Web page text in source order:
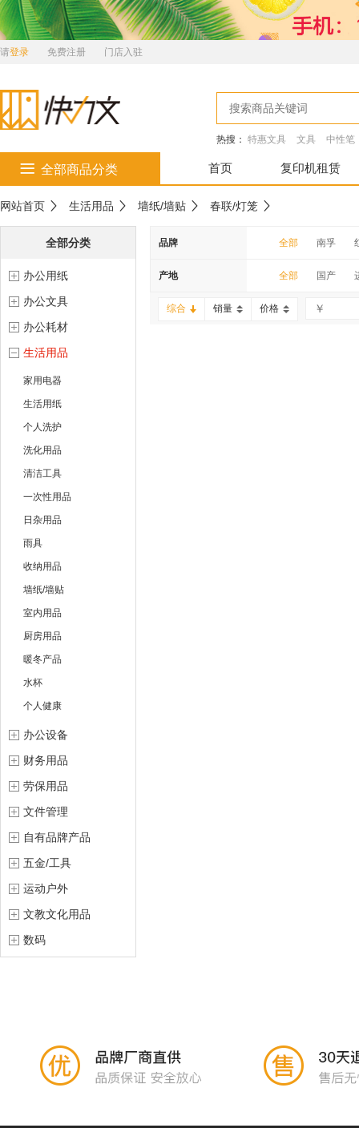
请登录 免费注册 门店入驻
热搜： 特惠文具 文具 中性笔
全部商品分类 首页 复印机租赁
网站首页 生活用品 墙纸/墙贴 春联/灯笼
全部分类
办公用纸
办公文具
办公耗材
生活用品
家用电器
生活用纸
个人洗护
洗化用品
清洁工具
一次性用品
日杂用品
雨具
收纳用品
墙纸/墙贴
室内用品
厨房用品
暖冬产品
水杯
个人健康
办公设备
财务用品
劳保用品
文件管理
自有品牌产品
五金/工具
运动户外
文教文化用品
数码
品牌 全部 南孚
南科 齐心
雕牌 滋源
产地 全部 国产
综合 销量 价格